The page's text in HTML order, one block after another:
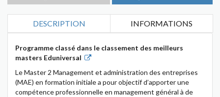
DESCRIPTION INFORMATIONS
Programme classé dans le classement des meilleurs
masters Eduniversal
Le Master 2 Management et administration des entreprises
(MAE) en formation initiale a pour objectif d’apporter une
compétence professionnelle en management général à de